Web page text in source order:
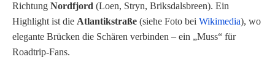
Richtung Nordfjord (Loen, Stryn, Briksdalsbreen). Ein
Highlight ist die Atlantikstraße (siehe Foto bei Wikimedia), wo
elegante Brücken die Schären verbinden – ein „Muss“ für
Roadtrip-Fans.